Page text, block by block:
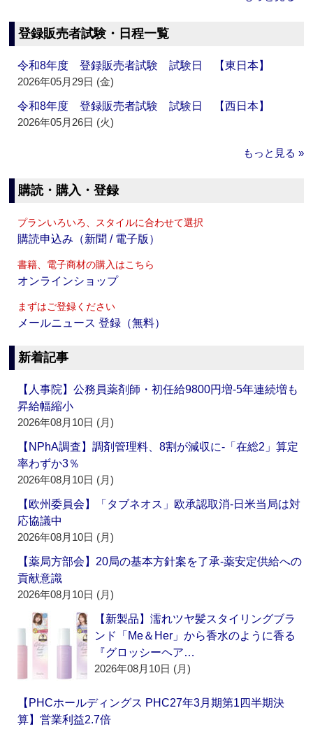
登録販売者試験・日程一覧
令和8年度 登録販売者試験 試験日 【東日本】
2026年05月29日 (金)
令和8年度 登録販売者試験 試験日 【西日本】
2026年05月26日 (火)
もっと見る »
購読・購入・登録
プランいろいろ、スタイルに合わせて選択
購読申込み（新聞 / 電子版）
書籍、電子商材の購入はこちら
オンラインショップ
まずはご登録ください
メールニュース 登録（無料）
新着記事
【人事院】公務員薬剤師・初任給9800円増‐5年連続増も
昇給幅縮小
2026年08月10日 (月)
【NPhA調査】調剤管理料、8割が減収に‐「在総2」算定
率わずか3％
2026年08月10日 (月)
【欧州委員会】「タブネオス」欧承認取消‐日米当局は対
応協議中
2026年08月10日 (月)
【薬局方部会】20局の基本方針案を了承‐薬安定供給への
貢献意識
2026年08月10日 (月)
【新製品】濡れツヤ髪スタイリングブラ
ンド「Me＆Her」から香水のように香る
『グロッシーヘア…
2026年08月10日 (月)
【PHCホールディングス PHC27年3月期第1四半期決
算】営業利益2.7倍